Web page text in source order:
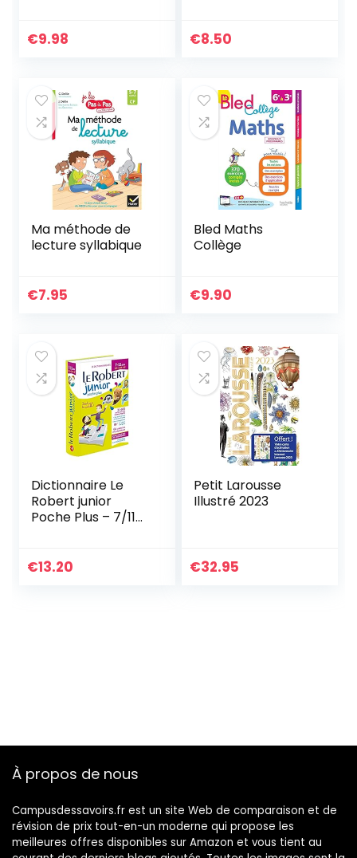
€9.98 €8.50
Ma méthode de
lecture syllabique
€7.95
Bled Maths
Collège
€9.90
Dictionnaire Le
Robert junior
Poche Plus – 7/11
€13.20
Petit Larousse
Illustré 2023
€32.95
À propos de nous
Campusdessavoirs.fr est un site Web de comparaison et de
révision de prix tout-en-un moderne qui propose les
meilleures offres disponibles sur Amazon et vous tient au